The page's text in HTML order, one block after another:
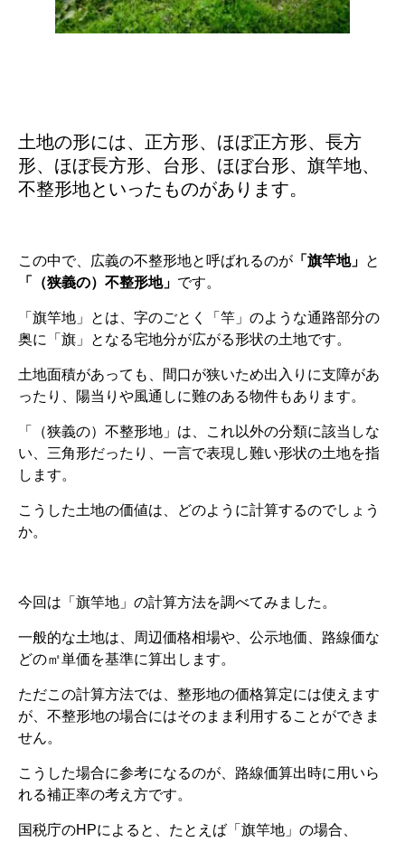
土地の形には、正方形、ほぼ正方形、長方
形、ほぼ長方形、台形、ほぼ台形、旗竿地、
不整形地といったものがあります。
この中で、広義の不整形地と呼ばれるのが 「旗竿地」 と
「（狭義の）不整形地」 です。
「旗竿地」とは、字のごとく「竿」のような通路部分の
奥に「旗」となる宅地分が広がる形状の土地です。
土地面積があっても、間口が狭いため出入りに支障があ
ったり、陽当りや風通しに難のある物件もあります。
「（狭義の）不整形地」は、これ以外の分類に該当しな
い、三角形だったり、一言で表現し難い形状の土地を指
します。
こうした土地の価値は、どのように計算するのでしょう
か。
今回は「旗竿地」の計算方法を調べてみました。
一般的な土地は、周辺価格相場や、公示地価、路線価な
どの㎡単価を基準に算出します。
ただこの計算方法では、整形地の価格算定には使えます
が、不整形地の場合にはそのまま利用することができま
せん。
こうした場合に参考になるのが、路線価算出時に用いら
れる補正率の考え方です。
国税庁のHPによると、たとえば「旗竿地」の場合、